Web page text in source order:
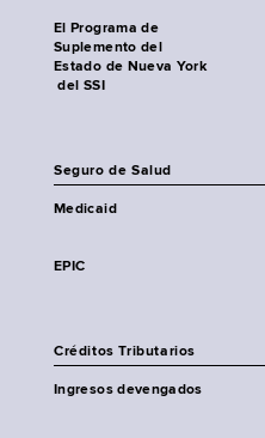
El Programa de
Suplemento del
Estado de Nueva York
del SSI
Seguro de Salud
Medicaid
EPIC
Créditos Tributarios
Ingresos devengados